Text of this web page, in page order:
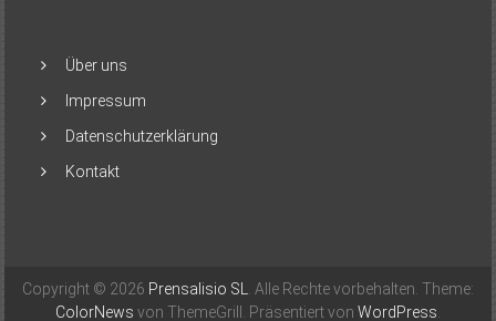
Über uns
Impressum
Datenschutzerklärung
Kontakt
Copyright © 2026 Prensalisio SL
. Alle Rechte vorbehalten. Theme:
ColorNews von ThemeGrill. Präsentiert von WordPress